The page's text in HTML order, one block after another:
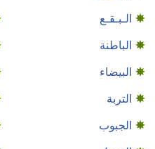
الـبـقـع
الباطنة
البيضاء
التربة
الجبوب